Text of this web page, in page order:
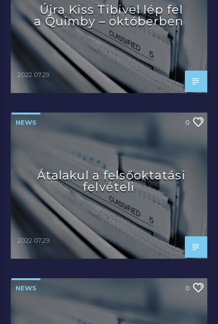
Újra Kiss Tibivel lép fel
a Quimby – októberben
2022.07.29.
NEWS 0
Átalakul a felsőoktatási
felvételi
2022.07.29.
NEWS 0